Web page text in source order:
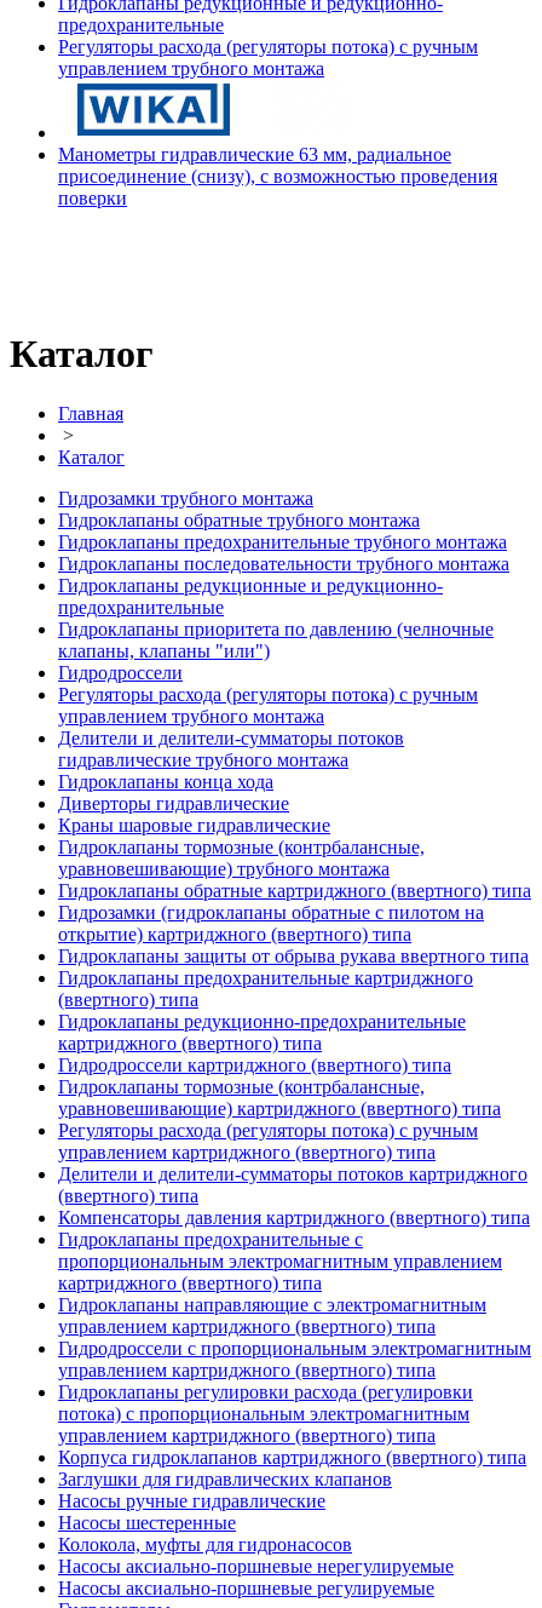
предохранительные
Регуляторы расхода (регуляторы потока) с ручным
управлением трубного монтажа
Манометры гидравлические 63 мм, радиальное
присоединение (снизу), с возможностью проведения
поверки
Каталог
Главная
>
Каталог
Гидрозамки трубного монтажа
Гидроклапаны обратные трубного монтажа
Гидроклапаны предохранительные трубного монтажа
Гидроклапаны последовательности трубного монтажа
Гидроклапаны редукционные и редукционно-
предохранительные
Гидроклапаны приоритета по давлению (челночные
клапаны, клапаны "или")
Гидродроссели
Регуляторы расхода (регуляторы потока) с ручным
управлением трубного монтажа
Делители и делители-сумматоры потоков
гидравлические трубного монтажа
Гидроклапаны конца хода
Диверторы гидравлические
Краны шаровые гидравлические
Гидроклапаны тормозные (контрбалансные,
уравновешивающие) трубного монтажа
Гидроклапаны обратные картриджного (ввертного) типа
Гидрозамки (гидроклапаны обратные с пилотом на
открытие) картриджного (ввертного) типа
Гидроклапаны защиты от обрыва рукава ввертного типа
Гидроклапаны предохранительные картриджного
(ввертного) типа
Гидроклапаны редукционно-предохранительные
картриджного (ввертного) типа
Гидродроссели картриджного (ввертного) типа
Гидроклапаны тормозные (контрбалансные,
уравновешивающие) картриджного (ввертного) типа
Регуляторы расхода (регуляторы потока) с ручным
управлением картриджного (ввертного) типа
Делители и делители-сумматоры потоков картриджного
(ввертного) типа
Компенсаторы давления картриджного (ввертного) типа
Гидроклапаны предохранительные с
пропорциональным электромагнитным управлением
картриджного (ввертного) типа
Гидроклапаны направляющие с электромагнитным
управлением картриджного (ввертного) типа
Гидродроссели с пропорциональным электромагнитным
управлением картриджного (ввертного) типа
Гидроклапаны регулировки расхода (регулировки
потока) с пропорциональным электромагнитным
управлением картриджного (ввертного) типа
Корпуса гидроклапанов картриджного (ввертного) типа
Заглушки для гидравлических клапанов
Насосы ручные гидравлические
Насосы шестеренные
Колокола, муфты для гидронасосов
Насосы аксиально-поршневые нерегулируемые
Насосы аксиально-поршневые регулируемые